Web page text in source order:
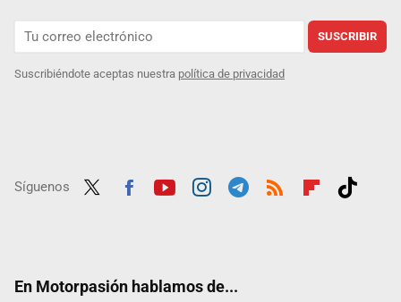
SUSCRIBIR
Suscribiéndote aceptas nuestra política de privacidad
Síguenos
En Motorpasión hablamos de...